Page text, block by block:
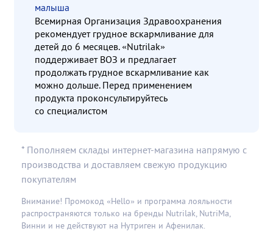
малыша
Всемирная Организация Здравоохранения
рекомендует грудное вскармливание для
детей до 6 месяцев. «Nutrilak»
поддерживает ВОЗ и предлагает
продолжать грудное вскармливание как
можно дольше. Перед применением
продукта проконсультируйтесь
со специалистом
* Пополняем склады интернет-магазина напрямую с
производства и доставляем свежую продукцию
покупателям
Внимание! Промокод «Hello» и программа лояльности
распространяются только на бренды Nutrilak, NutriMa,
Винни и не действуют на Нутриген и Афенилак.